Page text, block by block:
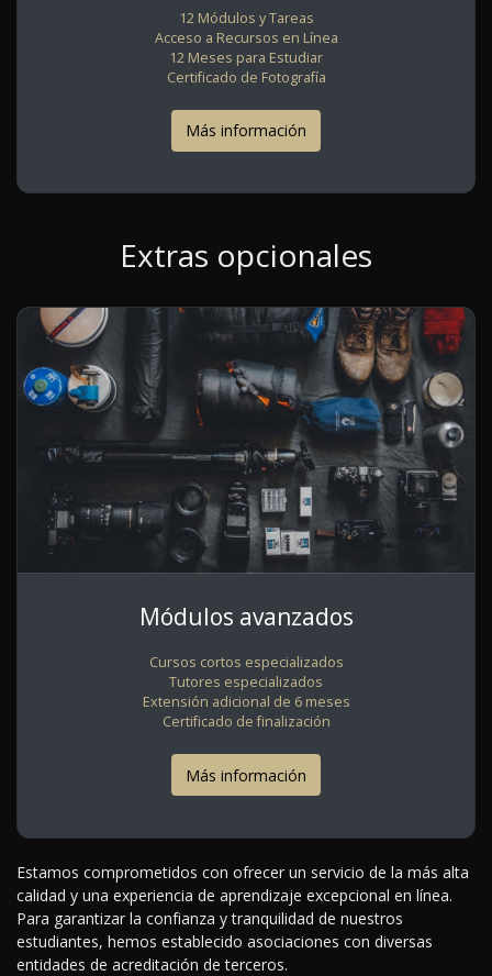
12 Módulos y Tareas
Acceso a Recursos en Línea
12 Meses para Estudiar
Certificado de Fotografía
Más información
Extras opcionales
Módulos avanzados
Cursos cortos especializados
Tutores especializados
Extensión adicional de 6 meses
Certificado de finalización
Más información
Estamos comprometidos con ofrecer un servicio de la más alta
calidad y una experiencia de aprendizaje excepcional en línea.
Para garantizar la confianza y tranquilidad de nuestros
estudiantes, hemos establecido asociaciones con diversas
entidades de acreditación de terceros.